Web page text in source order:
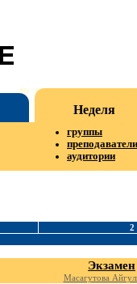
Неделя
группы
преподаватели
аудитории
2
Экзамен
Масагутова